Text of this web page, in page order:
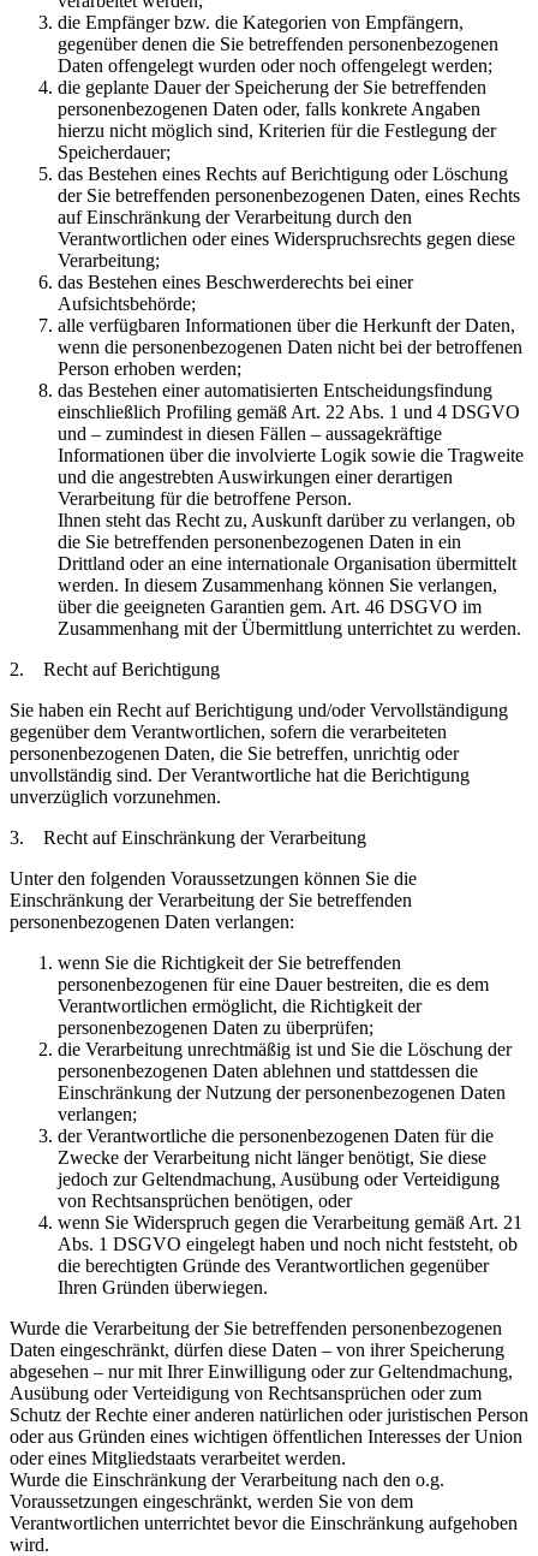
die Empfänger bzw. die Kategorien von Empfängern,
gegenüber denen die Sie betreffenden personenbezogenen
Daten offengelegt wurden oder noch offengelegt werden;
die geplante Dauer der Speicherung der Sie betreffenden
personenbezogenen Daten oder, falls konkrete Angaben
hierzu nicht möglich sind, Kriterien für die Festlegung der
Speicherdauer;
das Bestehen eines Rechts auf Berichtigung oder Löschung
der Sie betreffenden personenbezogenen Daten, eines Rechts
auf Einschränkung der Verarbeitung durch den
Verantwortlichen oder eines Widerspruchsrechts gegen diese
Verarbeitung;
das Bestehen eines Beschwerderechts bei einer
Aufsichtsbehörde;
alle verfügbaren Informationen über die Herkunft der Daten,
wenn die personenbezogenen Daten nicht bei der betroffenen
Person erhoben werden;
das Bestehen einer automatisierten Entscheidungsfindung
einschließlich Profiling gemäß Art. 22 Abs. 1 und 4 DSGVO
und – zumindest in diesen Fällen – aussagekräftige
Informationen über die involvierte Logik sowie die Tragweite
und die angestrebten Auswirkungen einer derartigen
Verarbeitung für die betroffene Person.
Ihnen steht das Recht zu, Auskunft darüber zu verlangen, ob
die Sie betreffenden personenbezogenen Daten in ein
Drittland oder an eine internationale Organisation übermittelt
werden. In diesem Zusammenhang können Sie verlangen,
über die geeigneten Garantien gem. Art. 46 DSGVO im
Zusammenhang mit der Übermittlung unterrichtet zu werden.
2. Recht auf Berichtigung
Sie haben ein Recht auf Berichtigung und/oder Vervollständigung
gegenüber dem Verantwortlichen, sofern die verarbeiteten
personenbezogenen Daten, die Sie betreffen, unrichtig oder
unvollständig sind. Der Verantwortliche hat die Berichtigung
unverzüglich vorzunehmen.
3. Recht auf Einschränkung der Verarbeitung
Unter den folgenden Voraussetzungen können Sie die
Einschränkung der Verarbeitung der Sie betreffenden
personenbezogenen Daten verlangen:
wenn Sie die Richtigkeit der Sie betreffenden
personenbezogenen für eine Dauer bestreiten, die es dem
Verantwortlichen ermöglicht, die Richtigkeit der
personenbezogenen Daten zu überprüfen;
die Verarbeitung unrechtmäßig ist und Sie die Löschung der
personenbezogenen Daten ablehnen und stattdessen die
Einschränkung der Nutzung der personenbezogenen Daten
verlangen;
der Verantwortliche die personenbezogenen Daten für die
Zwecke der Verarbeitung nicht länger benötigt, Sie diese
jedoch zur Geltendmachung, Ausübung oder Verteidigung
von Rechtsansprüchen benötigen, oder
wenn Sie Widerspruch gegen die Verarbeitung gemäß Art. 21
Abs. 1 DSGVO eingelegt haben und noch nicht feststeht, ob
die berechtigten Gründe des Verantwortlichen gegenüber
Ihren Gründen überwiegen.
Wurde die Verarbeitung der Sie betreffenden personenbezogenen
Daten eingeschränkt, dürfen diese Daten – von ihrer Speicherung
abgesehen – nur mit Ihrer Einwilligung oder zur Geltendmachung,
Ausübung oder Verteidigung von Rechtsansprüchen oder zum
Schutz der Rechte einer anderen natürlichen oder juristischen Person
oder aus Gründen eines wichtigen öffentlichen Interesses der Union
oder eines Mitgliedstaats verarbeitet werden.
Wurde die Einschränkung der Verarbeitung nach den o.g.
Voraussetzungen eingeschränkt, werden Sie von dem
Verantwortlichen unterrichtet bevor die Einschränkung aufgehoben
wird.